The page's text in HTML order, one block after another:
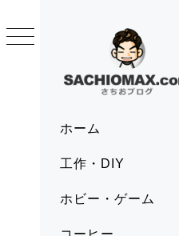
ホーム
工作・DIY
ホビー・ゲーム
to